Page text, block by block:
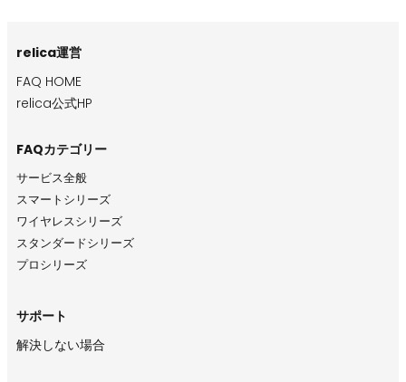
relica運営
FAQ HOME
relica公式HP
FAQカテゴリー
サービス全般
スマートシリーズ
ワイヤレスシリーズ
スタンダードシリーズ
プロシリーズ
サポート
解決しない場合